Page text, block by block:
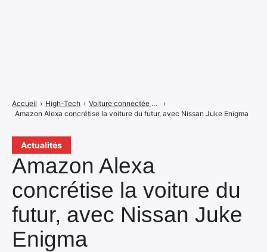
Actualités
Amazon Alexa
concrétise la voiture du
futur, avec Nissan Juke
Enigma
Accueil › High-Tech › Voiture connectée et électrique
›
Amazon Alexa concrétise la voiture du futur, avec Nissan Juke Enigma